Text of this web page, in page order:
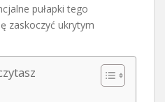
pułapki tego
zaskoczyć ukrytym